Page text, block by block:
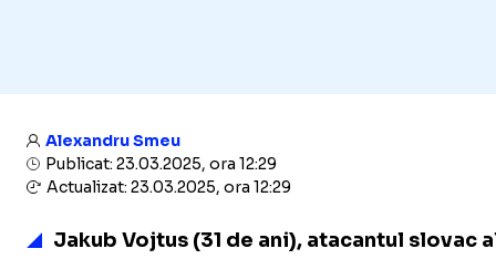
Alexandru Smeu
Publicat: 23.03.2025, ora 12:29
Actualizat: 23.03.2025, ora 12:29
Jakub Vojtus (31 de ani), atacantul slovac